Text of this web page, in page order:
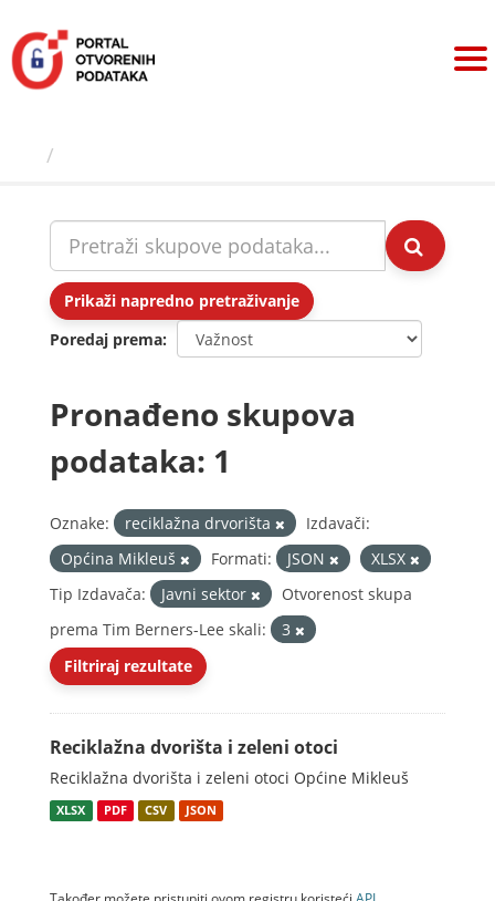
sadržaj
Prikaži napredno pretraživanje
Poredaj prema
Pronađeno skupova
podataka: 1
Oznake: reciklažna drvorišta
Izdavači:
Općina Mikleuš
Formati: JSON
XLSX
Tip Izdavača:
Javni sektor
Otvorenost skupa
prema Tim Berners-Lee skali:
3
Filtriraj rezultate
Reciklažna dvorišta i zeleni otoci
Reciklažna dvorišta i zeleni otoci Općine Mikleuš
XLSX PDF CSV JSON